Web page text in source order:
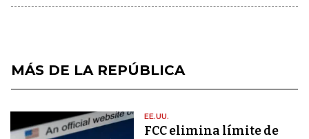
MÁS DE LA REPÚBLICA
EE.UU.
FCC elimina límite de